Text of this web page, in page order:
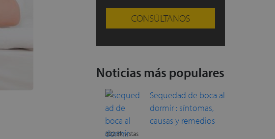
CONSÚLTANOS
Noticias más populares
Sequedad de boca al
dormir : síntomas,
causas y remedios
302.8k vistas